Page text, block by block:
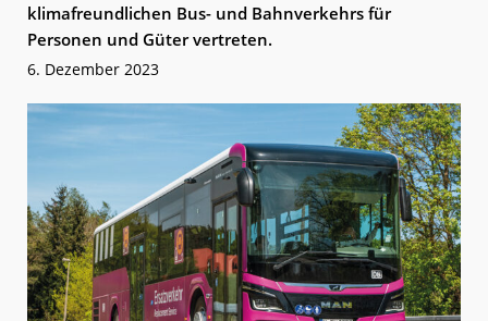
klimafreundlichen Bus- und Bahnverkehrs für
Personen und Güter vertreten.
6. Dezember 2023